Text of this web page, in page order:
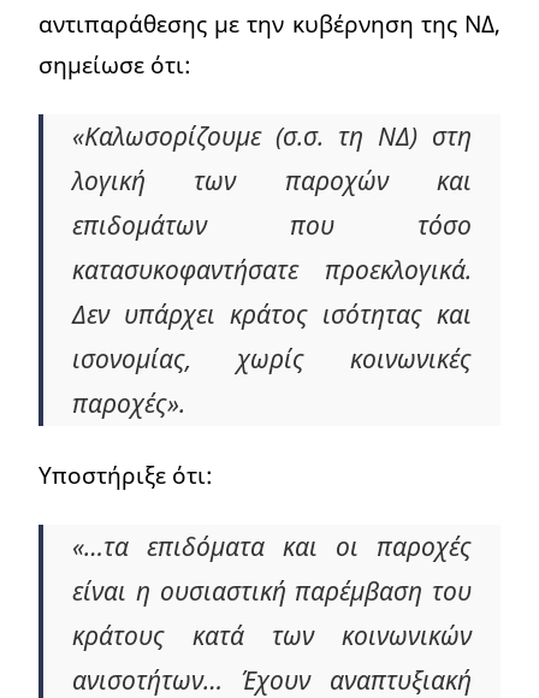
αντιπαράθεσης με την κυβέρνηση της ΝΔ,
σημείωσε ότι:
«Καλωσορίζουμε (σ.σ. τη ΝΔ) στη
λογική των παροχών και
επιδομάτων που τόσο
κατασυκοφαντήσατε προεκλογικά.
Δεν υπάρχει κράτος ισότητας και
ισονομίας, χωρίς κοινωνικές
παροχές».
Υποστήριξε ότι:
«…τα επιδόματα και οι παροχές
είναι η ουσιαστική παρέμβαση του
κράτους κατά των κοινωνικών
ανισοτήτων… Έχουν αναπτυξιακή